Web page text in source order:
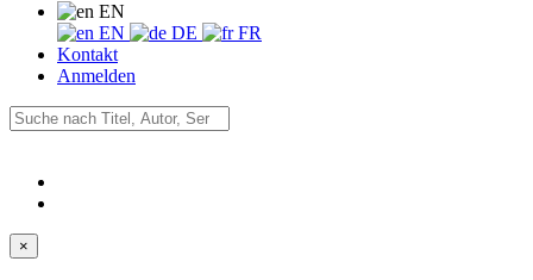
EN
EN
DE
FR
Kontakt
Anmelden
×